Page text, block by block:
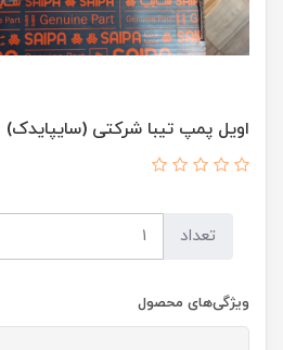
اویل پمپ تیبا شرکتی (سایپایدک)
تعداد
ویژگی‌های محصول